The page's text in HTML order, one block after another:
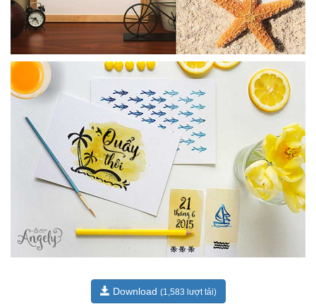
Download (1,583 lượt tải)